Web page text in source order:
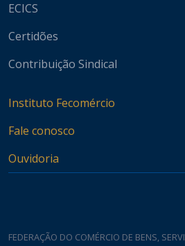
ECICS
Certidões
Contribuição Sindical
Instituto Fecomércio
Fale conosco
Ouvidoria
FEDERAÇÃO DO COMÉRCIO DE BENS,